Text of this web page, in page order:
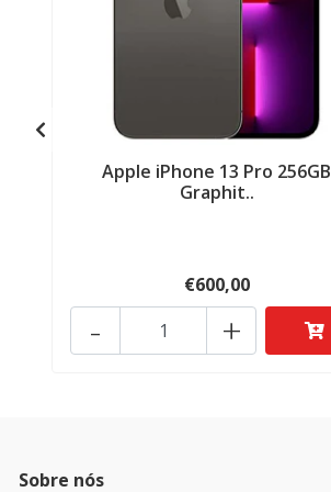
Apple iPhone 13 Pro 256GB
Graphit..
€600,00
+
-
Sobre nós